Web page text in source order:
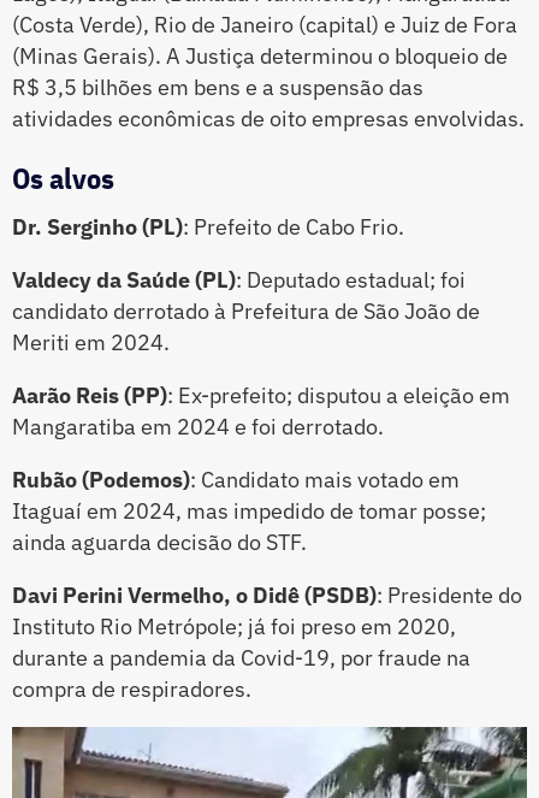
(Costa Verde), Rio de Janeiro (capital) e Juiz de Fora
(Minas Gerais). A Justiça determinou o bloqueio de
R$ 3,5 bilhões em bens e a suspensão das
atividades econômicas de oito empresas envolvidas.
Os alvos
Dr. Serginho (PL): Prefeito de Cabo Frio.
Valdecy da Saúde (PL): Deputado estadual; foi
candidato derrotado à Prefeitura de São João de
Meriti em 2024.
Aarão Reis (PP): Ex-prefeito; disputou a eleição em
Mangaratiba em 2024 e foi derrotado.
Rubão (Podemos): Candidato mais votado em
Itaguaí em 2024, mas impedido de tomar posse;
ainda aguarda decisão do STF.
Davi Perini Vermelho, o Didê (PSDB): Presidente do
Instituto Rio Metrópole; já foi preso em 2020,
durante a pandemia da Covid-19, por fraude na
compra de respiradores.